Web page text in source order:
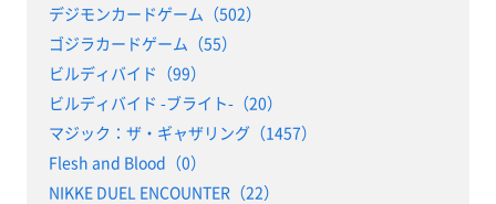
デジモンカードゲーム（502）
ゴジラカードゲーム（55）
ビルディバイド（99）
ビルディバイド -ブライト-（20）
マジック：ザ・ギャザリング（1457）
Flesh and Blood（0）
NIKKE DUEL ENCOUNTER（22）